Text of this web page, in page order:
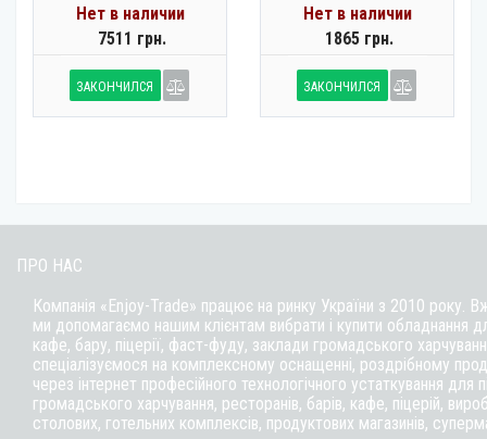
Нет в наличии
7511 грн.
ЗАКОНЧИЛСЯ
Нет в наличии
1865 грн.
ЗАКОНЧИЛСЯ
ПРО НАС
Компанія «Enjoy-Trade» працює на ринку України з 2010 року.
ми допомагаємо нашим клієнтам вибрати і купити обладнання
кафе, бару, піцерії, фаст-фуду, заклади громадського
спеціалізуємося на комплексному оснащенні, роздрібному
через інтернет професійного технологічного устаткування для
громадського харчування, ресторанів, барів, кафе, піцерій,
столових, готельних комплексів, продуктових магазинів,